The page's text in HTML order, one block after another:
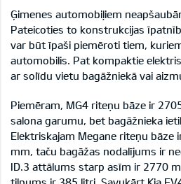
Ģimenes automobiļiem
Pateicoties to konstrukcijas
var būt īpaši piemēroti tiem,
automobilis. Pat kompaktie
ar solīdu vietu bagāžniekā vai
Piemēram, MG4 riteņu bāze ir
salona garumu, bet bagāžnieka
Elektriskajam Megane riteņu bāze
mm, taču bagāžas nodalījums ir
ID.3 attālums starp asīm ir 2770